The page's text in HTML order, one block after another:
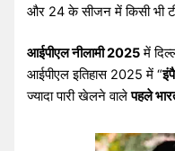
और 24 के सीजन में किसी भी
आईपीएल नीलामी 2025में
आईपीएल इतिहास 2025 में “
ज्यादा पारी खेलने वालेपहले